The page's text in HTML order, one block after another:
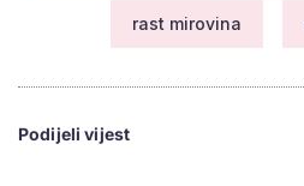
rast mirovina
Podijeli vijest